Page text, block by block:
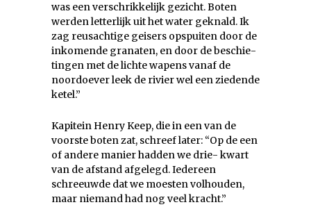
was een verschrikkelijk gezicht. Boten
werden letterlijk uit het water geknald. Ik
zag reusachtige geisers opspuiten door de
inkomende granaten, en door de beschie-
tingen met de lichte wapens vanaf de
noordoever leek de rivier wel een ziedende
ketel.”
Kapitein Henry Keep, die in een van de
voorste boten zat, schreef later: “Op de een
of andere manier hadden we drie- kwart
van de afstand afgelegd. Iedereen
schreeuwde dat we moesten volhouden,
maar niemand had nog veel kracht.”